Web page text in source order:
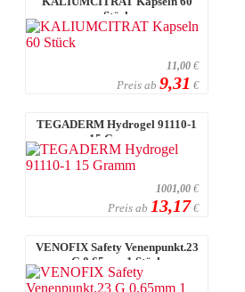
Stück
11,00 €
Preis ab 9,31 €
TEGADERM Hydrogel 91110-1
15 Gramm
1001,00 €
Preis ab 13,17 €
VENOFIX Safety Venenpunkt.23
G 0,65mm 1 Stück